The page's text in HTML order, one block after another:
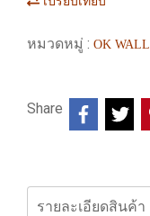
หมวดหมู่ : OK WALL
Share
รายละเอียดสินค้า